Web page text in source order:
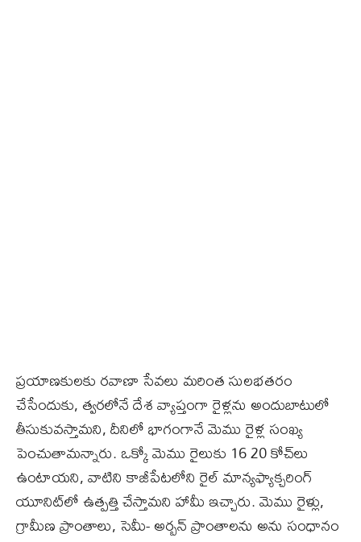
ప్రయాణకులకు రవాణా సేవలు మరింత సులభతరం
చేసేందుకు, త్వరలోనే దేశ వ్యాప్తంగా రైళ్లను అందుబాటులో
తీసుకువస్తామని, దీనిలో భాగంగానే మెము రైళ్ల సంఖ్య
పెంచుతామన్నారు. ఒక్కో మెము రైలుకు 16 20 కోచ్‌లు
ఉంటాయని, వాటిని కాజీపేటలోని రైల్ మాన్యఫ్యాక్చరింగ్
యూనిట్‌లో ఉత్పత్తి చేస్తామని హామీ ఇచ్చారు. మెము రైళ్లు,
గ్రామీణ ప్రాంతాలు, సెమీ- అర్బన్ ప్రాంతాలను అను సంధానం